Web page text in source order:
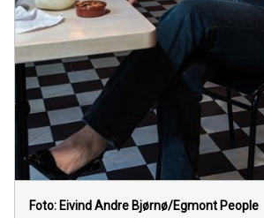
Foto: Eivind Andre Bjørnø/Egmont People